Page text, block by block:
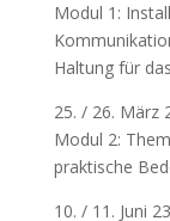
Modul 1:
Haltung für
25. / 26. März
Modul 2:
praktische
10. / 11. Juni 23